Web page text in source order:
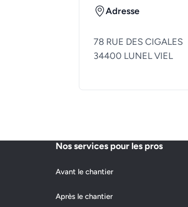
Adresse
78 RUE DES CIGALES
34400 LUNEL VIEL
Nos services pour les pros
Avant le chantier
Après le chantier